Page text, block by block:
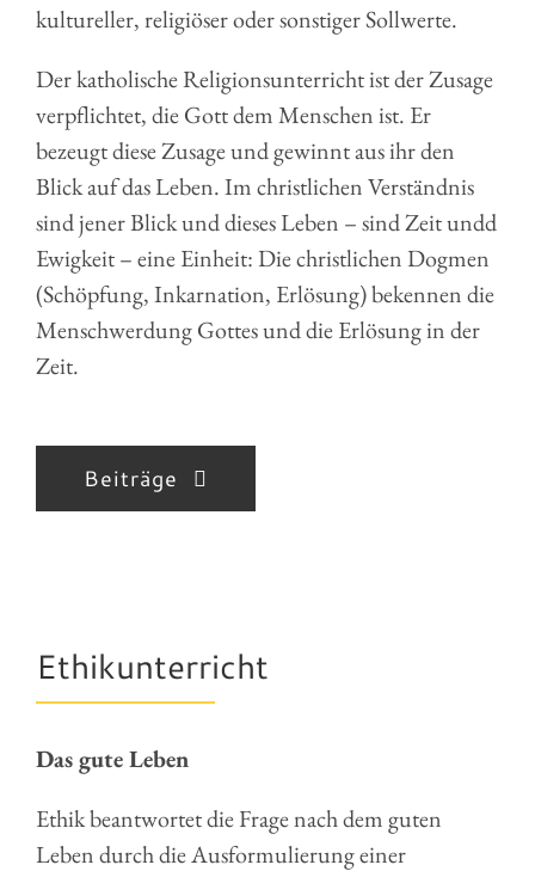
kultureller, religiöser oder sonstiger Sollwerte.
Der katholische Religionsunterricht ist der Zusage
verpflichtet, die Gott dem Menschen ist. Er
bezeugt diese Zusage und gewinnt aus ihr den
Blick auf das Leben. Im christlichen Verständnis
sind jener Blick und dieses Leben – sind Zeit undd
Ewigkeit – eine Einheit: Die christlichen Dogmen
(Schöpfung, Inkarnation, Erlösung) bekennen die
Menschwerdung Gottes und die Erlösung in der
Zeit.
Beiträge
Ethikunterricht
Das gute Leben
Ethik beantwortet die Frage nach dem guten
Leben durch die Ausformulierung einer